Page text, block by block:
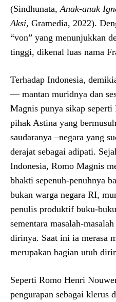
(Sindhunata, Anak-anak
Aksi, Gramedia, 2022).
“von” yang menunjukkan
tinggi, dikenal luas nama
Terhadap Indonesia,
— mantan muridnya dan
Magnis punya sikap
pihak Astina yang
saudaranya –negara yang
derajat sebagai adipati.
Indonesia, Romo Magnis
bhakti sepenuh-penuhnya
bukan warga negara RI,
penulis produktif buku-
sementara masalah-
dirinya. Saat ini ia merasa
merupakan bagian utuh
Seperti Romo Henri
pengurapan sebagai klerus